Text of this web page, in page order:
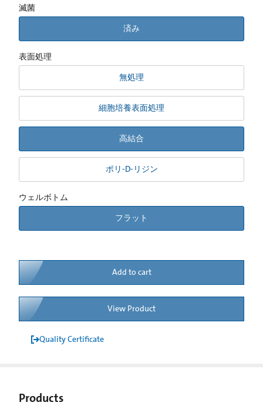
滅菌
済み
表面処理
無処理
細胞培養表面処理
高結合
ポリ-D-リジン
ウェルボトム
フラット
Add to cart
View Product
Quality Certificate
Products